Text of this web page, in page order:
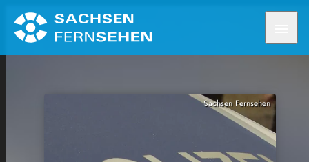
Sachsen Fernsehen